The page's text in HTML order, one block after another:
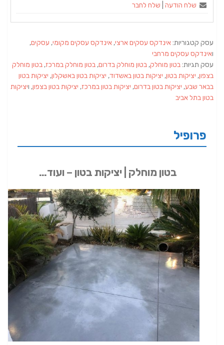
שלח הודעה שלח לחבר
עסק קטגוריות:אינדקס עסקים ארצי, אינדקס עסקים מקומי, עסקים,
ואינדקס עסקים מרחבי
עסק תגיות:בטון מוחלק, בטון מוחלק בדרום, בטון מוחלק במרכז, בטון מוחלק
בצפון, יציקות בטון, יציקות בטון באשדוד, יציקות בטון באשקלון, יציקות בטון
בבאר שבע, יציקות בטון בדרום, יציקות בטון במרכז, יציקות בטון בצפון, ויציקות
בטון בתל אביב
פרופיל
בטון מוחלק | יציקות בטון – ועוד…